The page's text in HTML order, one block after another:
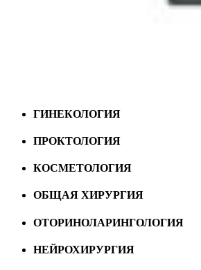
ГИНЕКОЛОГИЯ
ПРОКТОЛОГИЯ
КОСМЕТОЛОГИЯ
ОБЩАЯ ХИРУРГИЯ
ОТОРИНОЛАРИНГОЛОГИЯ
НЕЙРОХИРУРГИЯ